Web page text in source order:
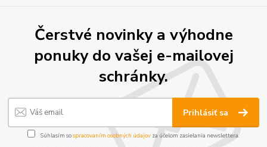
Čerstvé novinky a výhodne
ponuky do vašej e-mailovej
schránky.
Prihlásiť sa
Súhlasím sospracovaním osobných údajov za účelom zasielania newslettera.